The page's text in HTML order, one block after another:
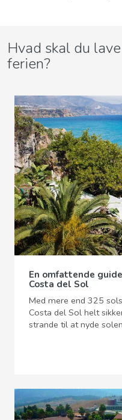
Hvad skal du
ferien?
En omfattende
Costa del Sol
Med mere end 325
Costa del Sol helt
strande til at nyde